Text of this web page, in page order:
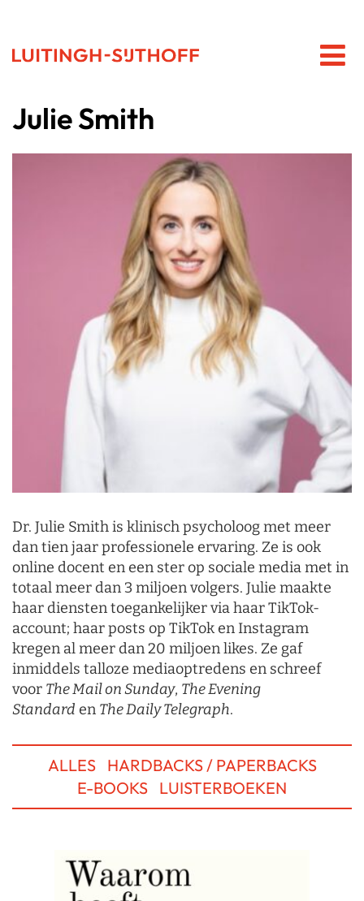
Julie Smith
Dr. Julie Smith is klinisch psycholoog met meer
dan tien jaar professionele ervaring. Ze is ook
online docent en een ster op sociale media met in
totaal meer dan 3 miljoen volgers. Julie maakte
haar diensten toegankelijker via haar TikTok-
account; haar posts op TikTok en Instagram
kregen al meer dan 20 miljoen likes. Ze gaf
inmiddels talloze mediaoptredens en schreef
voor The Mail on Sunday, The Evening
Standard en The Daily Telegraph.
ALLES
HARDBACKS / PAPERBACKS
E-BOOKS LUISTERBOEKEN